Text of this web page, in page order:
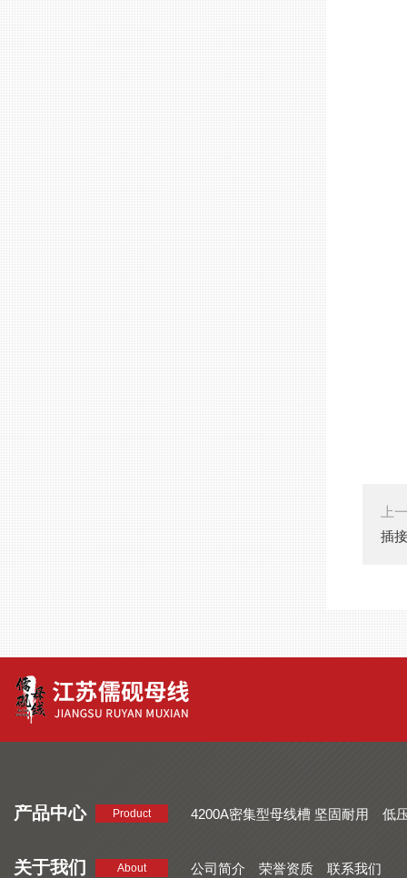
上
插
产品中心 Product 4200A密集型母线槽 坚固耐用
低
关于我们 About 公司简介 荣誉资质 联系我们